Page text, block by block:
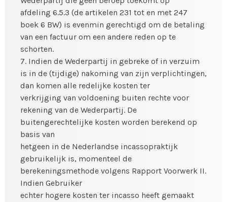
afdeling 6.5.3 (de artikelen 231 tot en met 247
boek 6 BW) is evenmin gerechtigd om de betaling
van een factuur om een andere reden op te
schorten.
7. Indien de Wederpartij in gebreke of in verzuim
is in de (tijdige) nakoming van zijn verplichtingen,
dan komen alle redelijke kosten ter
verkrijging van voldoening buiten rechte voor
rekening van de Wederpartij. De
buitengerechtelijke kosten worden berekend op
basis van
hetgeen in de Nederlandse incassopraktijk
gebruikelijk is, momenteel de
berekeningsmethode volgens Rapport Voorwerk II.
Indien Gebruiker
echter hogere kosten ter incasso heeft gemaakt